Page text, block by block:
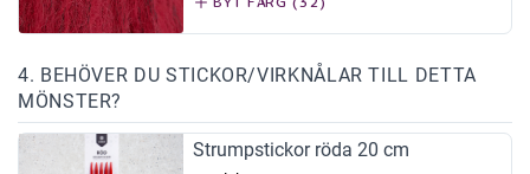
4. BEHÖVER DU STICKOR/VIRKNÅLAR TILL DETTA
MÖNSTER?
Strumpstickor röda 20 cm